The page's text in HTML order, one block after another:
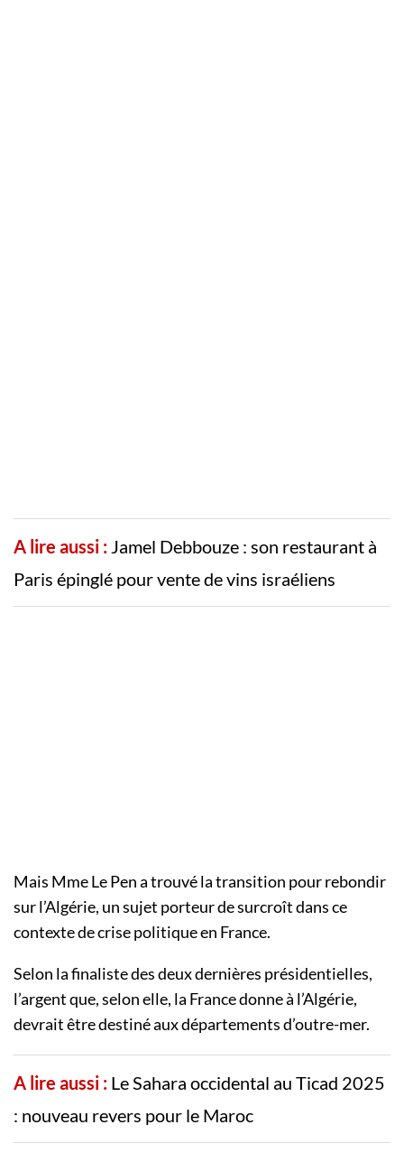
A lire aussi : Jamel Debbouze : son restaurant à
Paris épinglé pour vente de vins israéliens
Mais Mme Le Pen a trouvé la transition pour rebondir
sur l’Algérie, un sujet porteur de surcroît dans ce
contexte de crise politique en France.
Selon la finaliste des deux dernières présidentielles,
l’argent que, selon elle, la France donne à l’Algérie,
devrait être destiné aux départements d’outre-mer.
A lire aussi : Le Sahara occidental au Ticad 2025
: nouveau revers pour le Maroc